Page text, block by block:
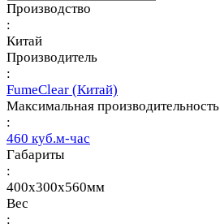
Производство
:
Китай
Производитель
:
FumeClear (Китай)
Максимальная производительность
:
460 куб.м-час
Габариты
:
400х300х560мм
Вес
: